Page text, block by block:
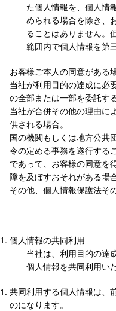
た個人情報を、個人情
められる場合を除き、
ることはありません。
範囲内で個人情報を第
お客様ご本人の同意がある場
当社が利用目的の達成に必
の全部または一部を委託す
当社が合併その他の理由に
供される場合。
国の機関もしくは地方公共
令の定める事務を遂行する
であって、お客様の同意を
障を及ぼすおそれがある場合
その他、個人情報保護法そ
個人情報の共同利用
当社は、利用目的の達
個人情報を共同利用い
共同利用する個人情報は、
のになります。